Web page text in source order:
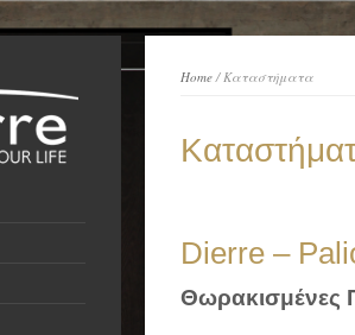
Home/ Καταστήματα
Dierre –
Θωρακισμένες